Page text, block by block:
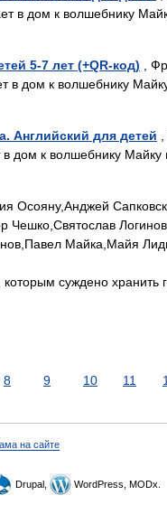
в дом к волшебнику
5-7 лет (+QR-код) ,
в дом к волшебнику
Английский для детей
дом к волшебнику Майку
Осояну,Анджей
Чешко,Святослав
Майка,Майя
суждено хранить
8 9 10 11
на сайте
Drupal, WordPress, MODx.